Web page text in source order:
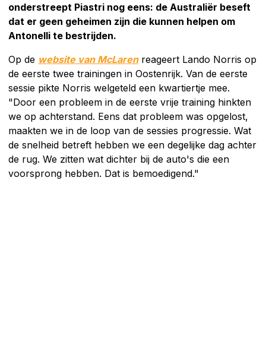
onderstreept Piastri nog eens: de Australiër beseft
dat er geen geheimen zijn die kunnen helpen om
Antonelli te bestrijden.
Op de website van McLaren reageert Lando Norris op
de eerste twee trainingen in Oostenrijk. Van de eerste
sessie pikte Norris welgeteld een kwartiertje mee.
"Door een probleem in de eerste vrije training hinkten
we op achterstand. Eens dat probleem was opgelost,
maakten we in de loop van de sessies progressie. Wat
de snelheid betreft hebben we een degelijke dag achter
de rug. We zitten wat dichter bij de auto's die een
voorsprong hebben. Dat is bemoedigend."